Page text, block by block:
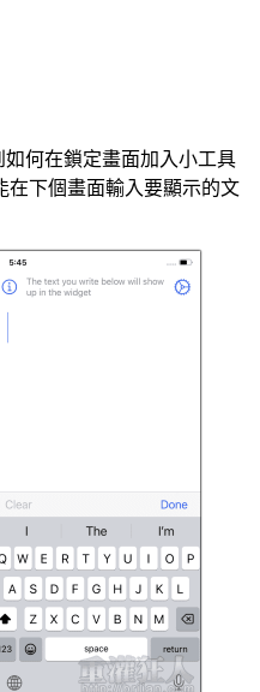
何在鎖定畫面加入小工具
在下個畫面輸入要顯示的文